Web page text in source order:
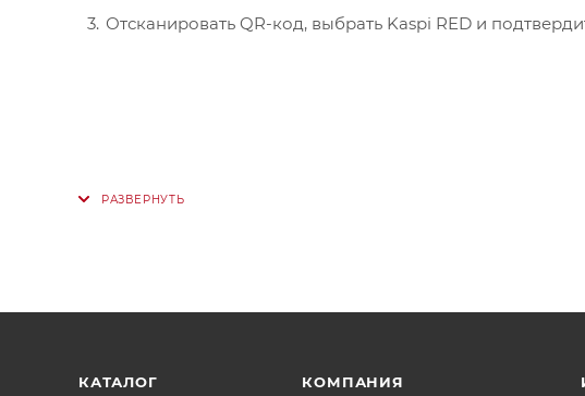
Отсканировать QR-код, выбрать Kaspi RED и
КАТАЛОГ КОМПАНИЯ